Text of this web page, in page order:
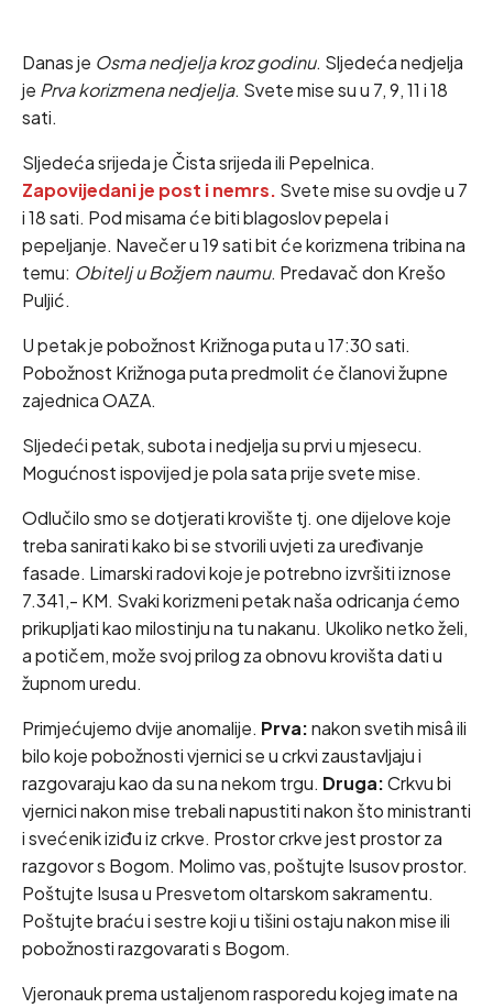
Danas je Osma nedjelja kroz godinu. Sljedeća nedjelja
je Prva korizmena nedjelja. Svete mise su u 7, 9, 11 i 18
sati.
Sljedeća srijeda je Čista srijeda ili Pepelnica.
Zapovijedani je post i nemrs. Svete mise su ovdje u 7
i 18 sati. Pod misama će biti blagoslov pepela i
pepeljanje. Navečer u 19 sati bit će korizmena tribina na
temu: Obitelj u Božjem naumu. Predavač don Krešo
Puljić.
U petak je pobožnost Križnoga puta u 17:30 sati.
Pobožnost Križnoga puta predmolit će članovi župne
zajednica OAZA.
Sljedeći petak, subota i nedjelja su prvi u mjesecu.
Mogućnost ispovijed je pola sata prije svete mise.
Odlučilo smo se dotjerati krovište tj. one dijelove koje
treba sanirati kako bi se stvorili uvjeti za uređivanje
fasade. Limarski radovi koje je potrebno izvršiti iznose
7.341,- KM. Svaki korizmeni petak naša odricanja ćemo
prikupljati kao milostinju na tu nakanu. Ukoliko netko želi,
a potičem, može svoj prilog za obnovu krovišta dati u
župnom uredu.
Primjećujemo dvije anomalije. Prva:nakon svetih misâ ili
bilo koje pobožnosti vjernici se u crkvi zaustavljaju i
razgovaraju kao da su na nekom trgu. Druga:Crkvu bi
vjernici nakon mise trebali napustiti nakon što ministranti
i svećenik iziđu iz crkve. Prostor crkve jest prostor za
razgovor s Bogom. Molimo vas, poštujte Isusov prostor.
Poštujte Isusa u Presvetom oltarskom sakramentu.
Poštujte braću i sestre koji u tišini ostaju nakon mise ili
pobožnosti razgovarati s Bogom.
Vjeronauk prema ustaljenom rasporedu kojeg imate na